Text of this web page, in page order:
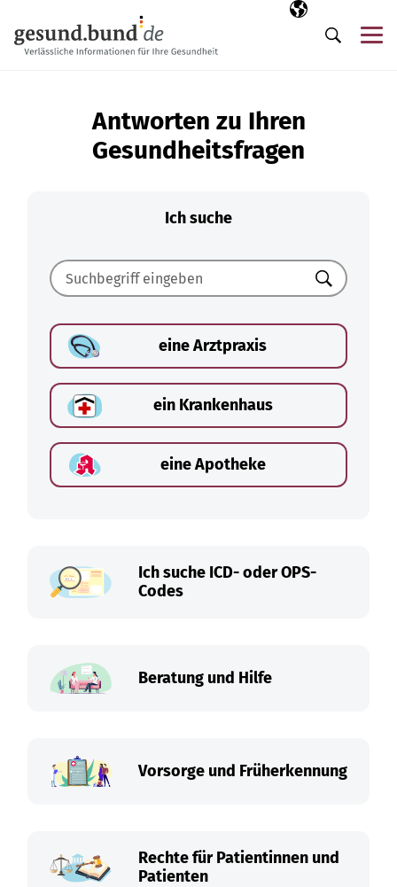
Ausgewählte
DE
Suche
Antworten zu Ihren
Gesundheitsfragen
Ich suche
Suchen
eine Arztpraxis
ein Krankenhaus
eine Apotheke
Ich suche ICD- oder OPS-
Codes
Beratung und Hilfe
Vorsorge und Früherkennung
Rechte für Patientinnen und
Patienten